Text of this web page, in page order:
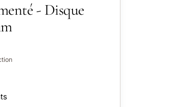
- Disque